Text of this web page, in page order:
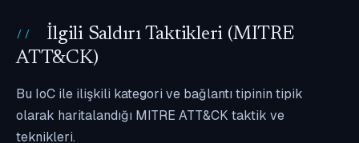
İlgili Saldırı Taktikleri (MITRE
ATT&CK)
Bu IoC ile ilişkili kategori ve bağlantı tipinin tipik
olarak haritalandığı MITRE ATT&CK taktik ve
teknikleri.